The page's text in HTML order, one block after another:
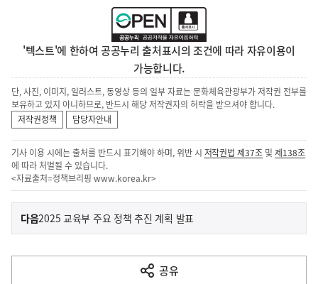
'텍스트'에 한하여 공공누리 출처표시의 조건에 따라 자유이용이
가능합니다.
단, 사진, 이미지, 일러스트, 동영상 등의 일부 자료는 문화체육관광부가 저작권 전부를
보유하고 있지 아니하므로, 반드시 해당 저작권자의 허락을 받으셔야 합니다.
저작권정책
담당자안내
기사 이용 시에는 출처를 반드시 표기해야 하며, 위반 시 저작권법 제37조 및제138조
에 따라 처벌될 수 있습니다.
<자료출처=정책브리핑 www.korea.kr>
이
전
다
다음기
2025 교육부 주요 정책 추진 계획 발표
공유
열